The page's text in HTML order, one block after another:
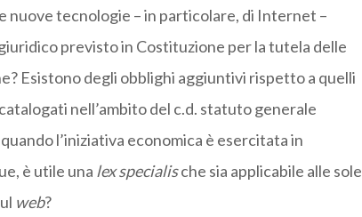
nuove tecnologie – in particolare, di Internet –
previsto in Costituzione per la tutela delle
Esistono degli obblighi aggiuntivi rispetto a quelli
nell’ambito del c.d. statuto generale
l’iniziativa economica è esercitata in
è utile una lex specialische sia applicabile alle sole
web?